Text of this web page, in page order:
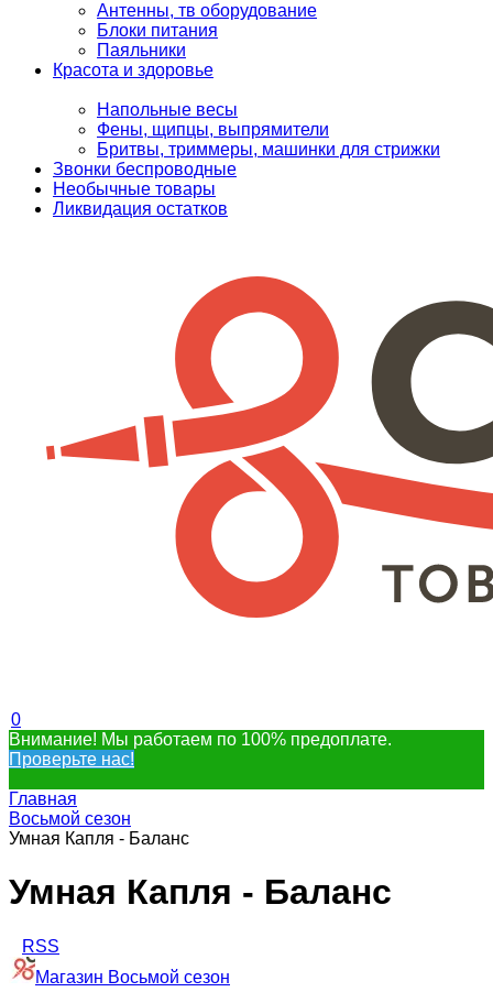
Антенны, тв оборудование
Блоки питания
Паяльники
Красота и здоровье
Напольные весы
Фены, щипцы, выпрямители
Бритвы, триммеры, машинки для стрижки
Звонки беспроводные
Необычные товары
Ликвидация остатков
0
Внимание! Мы работаем по 100% предоплате.
Проверьте нас!
Главная
Восьмой сезон
Умная Капля - Баланс
Умная Капля - Баланс
RSS
Магазин Восьмой сезон